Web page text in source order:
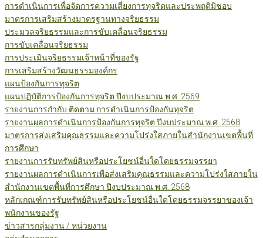
การดำเนินการเพื่อจัดการความเสี่ยงการทุจริตและประพฤติมิชอบ
มาตรการเสริมสร้างมาตรฐานทางจริยธรรม
ประมวลจริยธรรมและการขับเคลื่อนจริยธรรม
การขับเคลื่อนจริยธรรม
การประเมินจริยธรรมเจ้าหน้าที่ของรัฐ
การเสริมสร้างวัฒนธรรมองค์กร
แผนป้องกันการทุจริต
แผนปฏิบัติการป้องกันการทุจริต ปีงบประมาณ พ.ศ. 2569
รายงานการกำกับ ติดตาม การดำเนินการป้องกันทุจริต
รายงานผลการดำเนินการป้องกันการทุจริต ปีงบประมาณ พ.ศ. 2568
มาตรการส่งเสริมคุณธรรมและความโปร่งใสภายในสำนักงานเขตพื้นที่
การศึกษา
รายงานการรับทรัพย์สินหรือประโยชน์อื่นใดโดยธรรมจรรยา
รายงานผลการดำเนินการเพื่อส่งเสริมคุณธรรมและความโปร่งใสภายใน
สำนักงานเขตพื้นที่การศึกษา ปีงบประมาณ พ.ศ. 2568
หลักเกณฑ์การรับทรัพย์สินหรือประโยชน์อื่นใดโดยธรรมจรรยาของเจ้า
พนักงานของรัฐ
ข่าวสารกลุ่มงาน / หน่วยงาน